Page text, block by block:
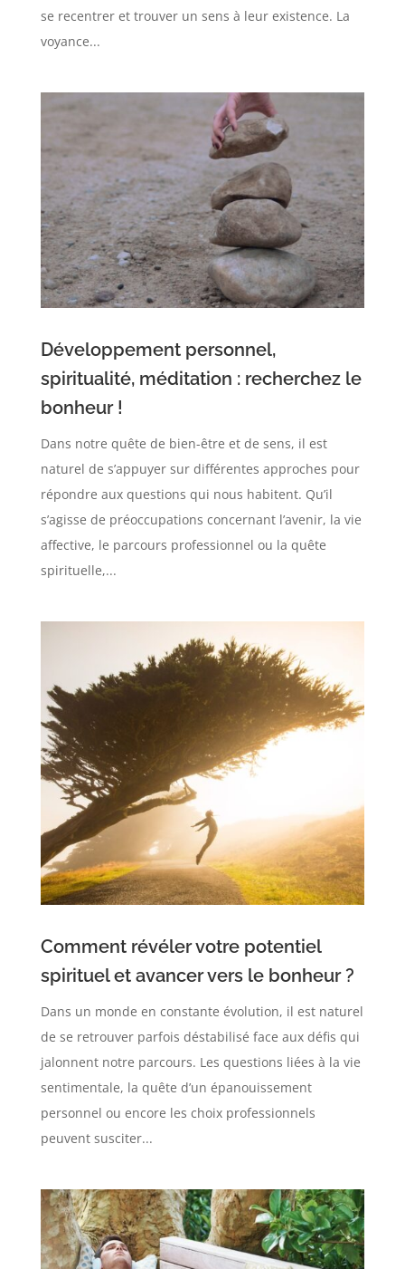
se recentrer et trouver un sens à leur existence. La
voyance...
Développement personnel,
spiritualité, méditation : recherchez le
bonheur !
Dans notre quête de bien-être et de sens, il est
naturel de s’appuyer sur différentes approches pour
répondre aux questions qui nous habitent. Qu’il
s’agisse de préoccupations concernant l’avenir, la vie
affective, le parcours professionnel ou la quête
spirituelle,...
Comment révéler votre potentiel
spirituel et avancer vers le bonheur ?
Dans un monde en constante évolution, il est naturel
de se retrouver parfois déstabilisé face aux défis qui
jalonnent notre parcours. Les questions liées à la vie
sentimentale, la quête d’un épanouissement
personnel ou encore les choix professionnels
peuvent susciter...